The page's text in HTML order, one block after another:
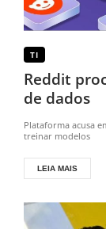
TI
Reddit
de dados
Plataforma acusa
treinar modelos
LEIA MAIS